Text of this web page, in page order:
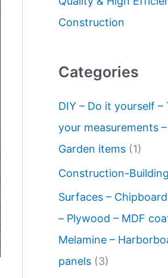
Construction
Categories
DIY – Do it yourself –
your measurements
Garden items(1)
Construction-
Surfaces –
– Plywood – MDF
Melamine –
panels(3)